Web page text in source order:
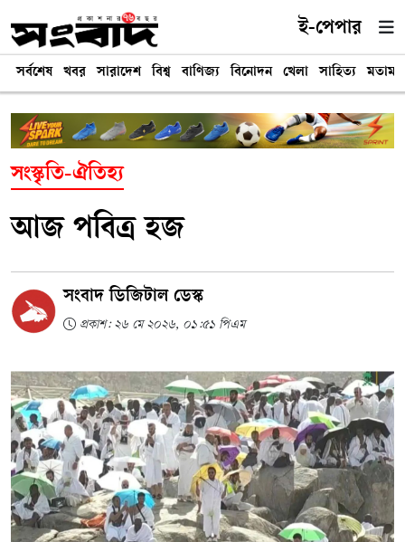
ই-পেপার
সর্বশেষ খবর সারাদেশ বিশ্ব বাণিজ্য বিনোদন খেলা সাহিত্য মতামত
সংস্কৃতি-ঐতিহ্য
আজ পবিত্র হজ
সংবাদ ডিজিটাল ডেস্ক
প্রকাশ: ২৬ মে ২০২৬, ০১:৫১ পিএম